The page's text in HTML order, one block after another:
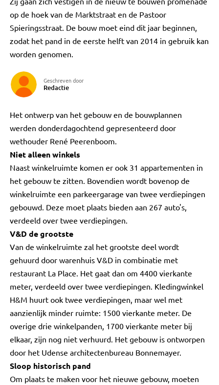
op de hoek van de Marktstraat en de Pastoor
Spieringsstraat. De bouw moet eind dit jaar beginnen,
zodat het pand in de eerste helft van 2014 in gebruik kan
worden genomen.
Geschreven door
Redactie
Het ontwerp van het gebouw en de bouwplannen
werden donderdagochtend gepresenteerd door
wethouder René Peerenboom.
Niet alleen winkels
Naast winkelruimte komen er ook 31 appartementen in
het gebouw te zitten. Bovendien wordt bovenop de
winkelruimte een parkeergarage van twee verdiepingen
gebouwd. Deze moet plaats bieden aan 267 auto's,
verdeeld over twee verdiepingen.
V&D de grootste
Van de winkelruimte zal het grootste deel wordt
gehuurd door warenhuis V&D in combinatie met
restaurant La Place. Het gaat dan om 4400 vierkante
meter, verdeeld over twee verdiepingen. Kledingwinkel
H&M huurt ook twee verdiepingen, maar wel met
aanzienlijk minder ruimte: 1500 vierkante meter. De
overige drie winkelpanden, 1700 vierkante meter bij
elkaar, zijn nog niet verhuurd. Het gebouw is ontworpen
door het Udense architectenbureau Bonnemayer.
Sloop historisch pand
Om plaats te maken voor het nieuwe gebouw, moeten